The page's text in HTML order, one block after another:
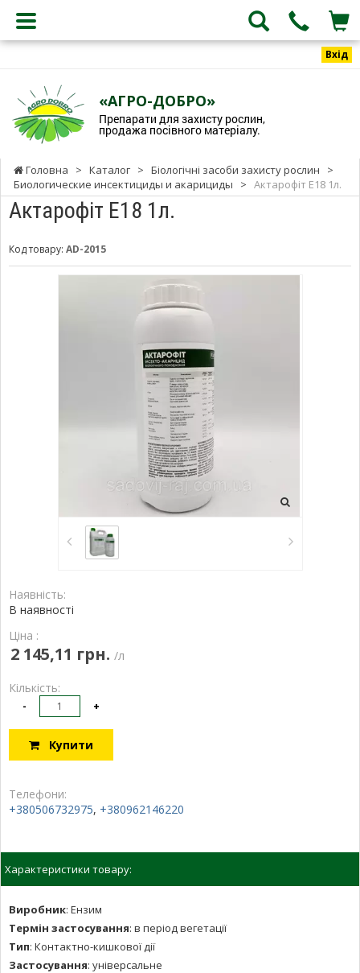
Вхід
«АГРО-ДОБРО»
Препарати для захисту рослин,
продажа посівного матеріалу.
Головна > Каталог > Біологічні засоби захисту рослин
>
Биологические инсектициды и акарициды
> Актарофіт Е18 1л.
Актарофіт Е18 1л.
Код товару: AD-2015
Наявність:
В наявності
Ціна :
2 145,11 грн. /л
Кількість:
- +
Купити
Телефони:
+380506732975, +380962146220
Характеристики товару:
Виробник: Ензим
Термін застосування: в період вегетації
Тип: Контактно-кишкової дії
Застосування: універсальне